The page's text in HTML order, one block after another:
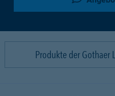
Produkte der Gothaer